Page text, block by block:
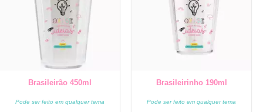
Brasileirão 450ml
Pode ser feito em qualquer tema
Brasileirinho 190ml
Pode ser feito em qualquer tema